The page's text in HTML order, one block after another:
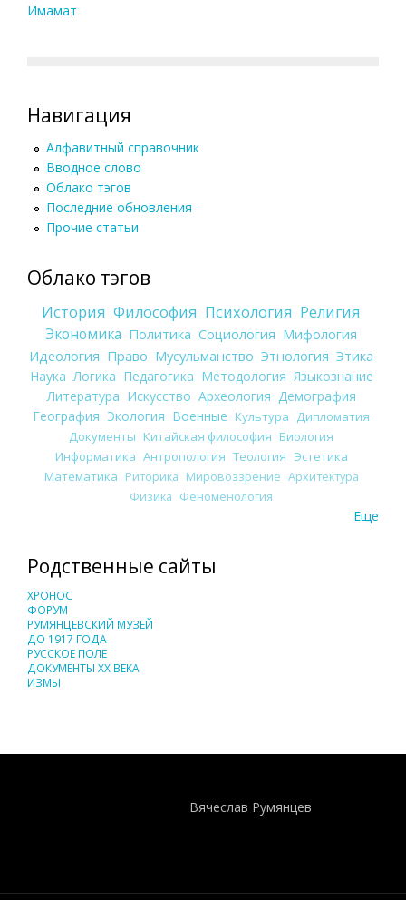
Имамат
Навигация
Алфавитный справочник
Вводное слово
Облако тэгов
Последние обновления
Прочие статьи
Облако тэгов
История Философия Психология Религия
Экономика Политика Социология Мифология
Идеология Право Мусульманство Этнология Этика
Наука Логика Педагогика Методология Языкознание
Литература Искусство Археология Демография
География Экология Военные Культура
Дипломатия
Документы Китайская философия Биология
Информатика Антропология Теология Эстетика
Математика Риторика Мировоззрение Архитектура
Физика Феноменология
Еще
Родственные сайты
ХРОНОС
ФОРУМ
РУМЯНЦЕВСКИЙ МУЗЕЙ
ДО 1917 ГОДА
РУССКОЕ ПОЛЕ
ДОКУМЕНТЫ XX ВЕКА
ИЗМЫ
Вячеслав Румянцев